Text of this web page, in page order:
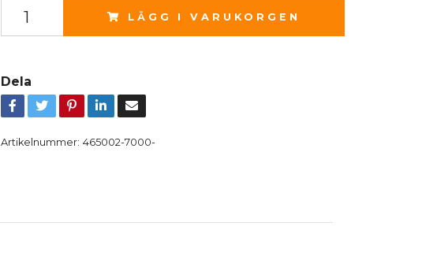
LÄGG I VARUKORGEN
Dela
Artikelnummer: 465002-7000-